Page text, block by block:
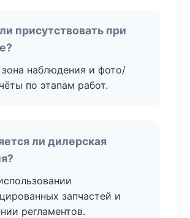
присутствовать при
наблюдения и фото/
по этапам работ.
ли дилерская
запчастей и
регламентов.